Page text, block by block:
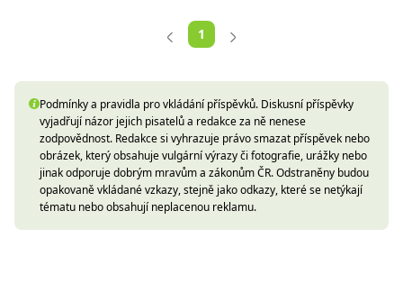
1
Podmínky a pravidla pro vkládání příspěvků. Diskusní příspěvky
vyjadřují názor jejich pisatelů a redakce za ně nenese
zodpovědnost. Redakce si vyhrazuje právo smazat příspěvek nebo
obrázek, který obsahuje vulgární výrazy či fotografie, urážky nebo
jinak odporuje dobrým mravům a zákonům ČR. Odstraněny budou
opakovaně vkládané vzkazy, stejně jako odkazy, které se netýkají
tématu nebo obsahují neplacenou reklamu.